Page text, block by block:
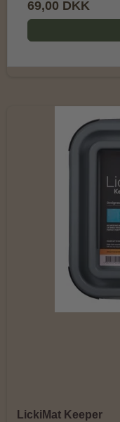
69,00 DKK
LickiMat Keeper